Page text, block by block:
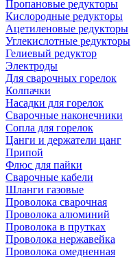
Пропановые редукторы
Кислородные редукторы
Ацетиленовые редукторы
Углекислотные редукторы
Гелиевый редуктор
Электроды
Для сварочных горелок
Колпачки
Насадки для горелок
Сварочные наконечники
Сопла для горелок
Цанги и держатели цанг
Припой
Флюс для пайки
Сварочные кабели
Шланги газовые
Проволока сварочная
Проволока алюминий
Проволока в прутках
Проволока нержавейка
Проволока омедненная